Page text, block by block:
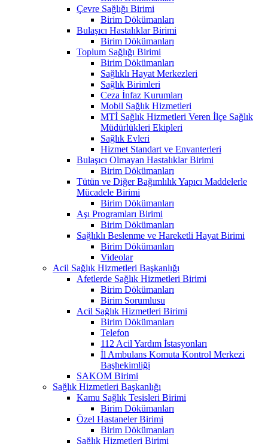
Çevre Sağlığı Birimi
Birim Dökümanları
Bulaşıcı Hastalıklar Birimi
Birim Dökümanları
Toplum Sağlığı Birimi
Birim Dökümanları
Sağlıklı Hayat Merkezleri
Sağlık Birimleri
Ceza İnfaz Kurumları
Mobil Sağlık Hizmetleri
MTİ Sağlık Hizmetleri Veren İlçe Sağlık
Müdürlükleri Ekipleri
Sağlık Evleri
Hizmet Standart ve Envanterleri
Bulaşıcı Olmayan Hastalıklar Birimi
Birim Dökümanları
Tütün ve Diğer Bağımlılık Yapıcı Maddelerle
Mücadele Birimi
Birim Dökümanları
Aşı Programları Birimi
Birim Dökümanları
Sağlıklı Beslenme ve Hareketli Hayat Birimi
Birim Dökümanları
Videolar
Acil Sağlık Hizmetleri Başkanlığı
Afetlerde Sağlık Hizmetleri Birimi
Birim Dökümanları
Birim Sorumlusu
Acil Sağlık Hizmetleri Birimi
Birim Dökümanları
Telefon
112 Acil Yardım İstasyonları
İl Ambulans Komuta Kontrol Merkezi
Başhekimliği
SAKOM Birimi
Sağlık Hizmetleri Başkanlığı
Kamu Sağlık Tesisleri Birimi
Birim Dökümanları
Özel Hastaneler Birimi
Birim Dökümanları
Sağlık Hizmetleri Birimi